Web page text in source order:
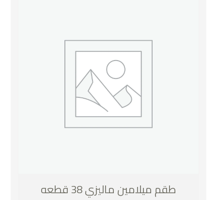
طقم ميلامين ماليزي 38 قطعه